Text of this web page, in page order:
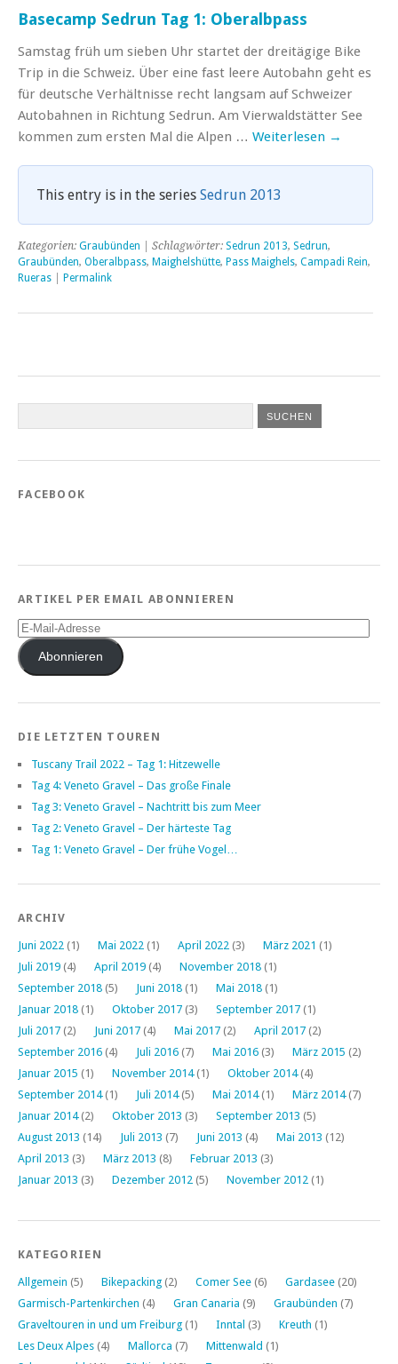
Basecamp Sedrun Tag 1: Oberalbpass
Samstag früh um sieben Uhr startet der dreitägige Bike
Trip in die Schweiz. Über eine fast leere Autobahn geht es
für deutsche Verhältnisse recht langsam auf Schweizer
Autobahnen in Richtung Sedrun. Am Vierwaldstätter See
kommen zum ersten Mal die Alpen … Weiterlesen →
This entry is in the series Sedrun 2013
Kategorien: Graubünden | Schlagwörter: Sedrun 2013, Sedrun,
Graubünden, Oberalbpass, Maighelshütte, Pass Maighels, Campadi Rein,
Rueras
Permalink
FACEBOOK
ARTIKEL PER EMAIL ABONNIEREN
E-
Mail-
AdresseAbonnieren
DIE LETZTEN TOUREN
Tuscany Trail 2022 – Tag 1: Hitzewelle
Tag 4: Veneto Gravel – Das große Finale
Tag 3: Veneto Gravel – Nachtritt bis zum Meer
Tag 2: Veneto Gravel – Der härteste Tag
Tag 1: Veneto Gravel – Der frühe Vogel…
ARCHIV
Juni 2022 (1) Mai 2022 (1) April 2022 (3) März 2021 (1)
Juli 2019 (4) April 2019 (4) November 2018 (1)
September 2018 (5) Juni 2018 (1) Mai 2018 (1)
Januar 2018 (1) Oktober 2017 (3) September 2017 (1)
Juli 2017 (2) Juni 2017 (4) Mai 2017 (2) April 2017 (2)
September 2016 (4) Juli 2016 (7) Mai 2016 (3) März 2015 (2)
Januar 2015 (1) November 2014(1) Oktober 2014(4)
September 2014(1) Juli 2014(5) Mai 2014(1) März 2014(7)
Januar 2014(2) Oktober 2013 (3) September 2013 (5)
August 2013 (14) Juli 2013 (7) Juni 2013 (4) Mai 2013 (12)
April 2013 (3) März 2013 (8) Februar 2013 (3)
Januar 2013 (3) Dezember 2012 (5) November 2012 (1)
KATEGORIEN
Allgemein (5) Bikepacking (2) Comer See (6) Gardasee (20)
Garmisch-Partenkirchen (4) Gran Canaria (9) Graubünden (7)
Graveltouren in und um Freiburg (1) Inntal (3) Kreuth (1)
Les Deux Alpes (4) Mallorca (7) Mittenwald (1)